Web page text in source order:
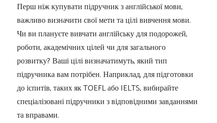
Перш ніж купувати підручник з англійської мови,
важливо визначити свої мети та цілі вивчення мови.
Чи ви плануєте вивчати англійську для подорожей,
роботи, академічних цілей чи для загального
розвитку? Ваші цілі визначатимуть, який тип
підручника вам потрібен. Наприклад, для підготовки
до іспитів, таких як TOEFL або IELTS, вибирайте
спеціалізовані підручники з відповідними завданнями
та вправами.